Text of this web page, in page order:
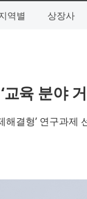
역별 상장사
육 분야
해결형’ 연구과제